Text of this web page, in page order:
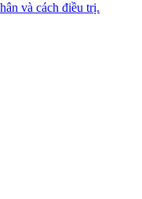
và cách điều trị.